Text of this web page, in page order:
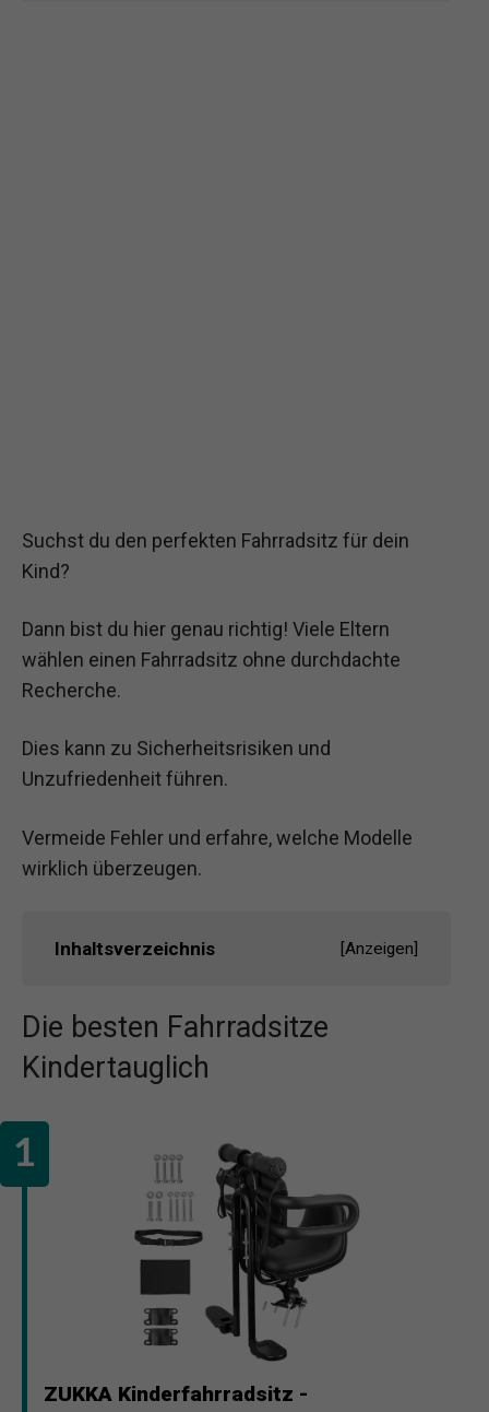
Suchst du den perfekten Fahrradsitz für dein
Kind?
Dann bist du hier genau richtig! Viele Eltern
wählen einen Fahrradsitz ohne durchdachte
Recherche.
Dies kann zu Sicherheitsrisiken und
Unzufriedenheit führen.
Vermeide Fehler und erfahre, welche Modelle
wirklich überzeugen.
Inhaltsverzeichnis [Anzeigen]
Die besten Fahrradsitze
Kindertauglich
ZUKKA Kinderfahrradsitz -